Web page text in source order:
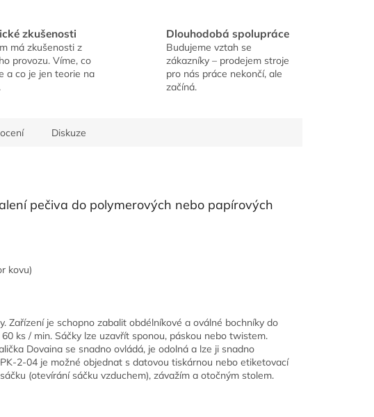
zkušenosti
má zkušenosti z
provozu. Víme, co
a co je jen teorie na
Dlouhodobá spolupráce
Budujeme vztah se
zákazníky – prodejem stroje
pro nás práce nekončí, ale
začíná.
Diskuze
pečiva do polymerových nebo papírových
kovu)
Zařízení je schopno zabalit obdélníkové a oválné bochníky do
ks / min. Sáčky lze uzavřít sponou, páskou nebo twistem.
Dovaina se snadno ovládá, je odolná a lze ji snadno
2-04 je možné objednat s datovou tiskárnou nebo etiketovací
(otevírání sáčku vzduchem), závažím a otočným stolem.